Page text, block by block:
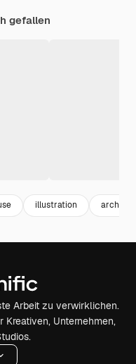
gefallen
illustration
Arbeit zu verwirklichen.
Kreativen, Unternehmen,